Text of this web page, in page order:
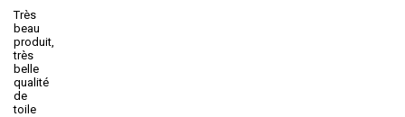
Très
beau
produit,
très
belle
qualité
de
toile